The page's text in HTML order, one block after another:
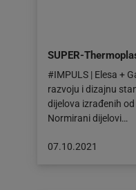
SUPER-
#IMPULS | Elesa +
razvoju i dizajnu
dijelova izrađenih
Normirani dijelovi…
Objava
07.10.2021